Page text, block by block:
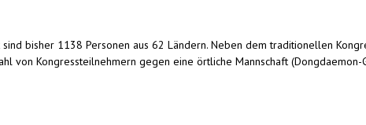
sind bisher 1138 Personen aus 62 Ländern. Neben dem traditionellen
von Kongressteilnehmern gegen eine örtliche Mannschaft (Dongdaemon-